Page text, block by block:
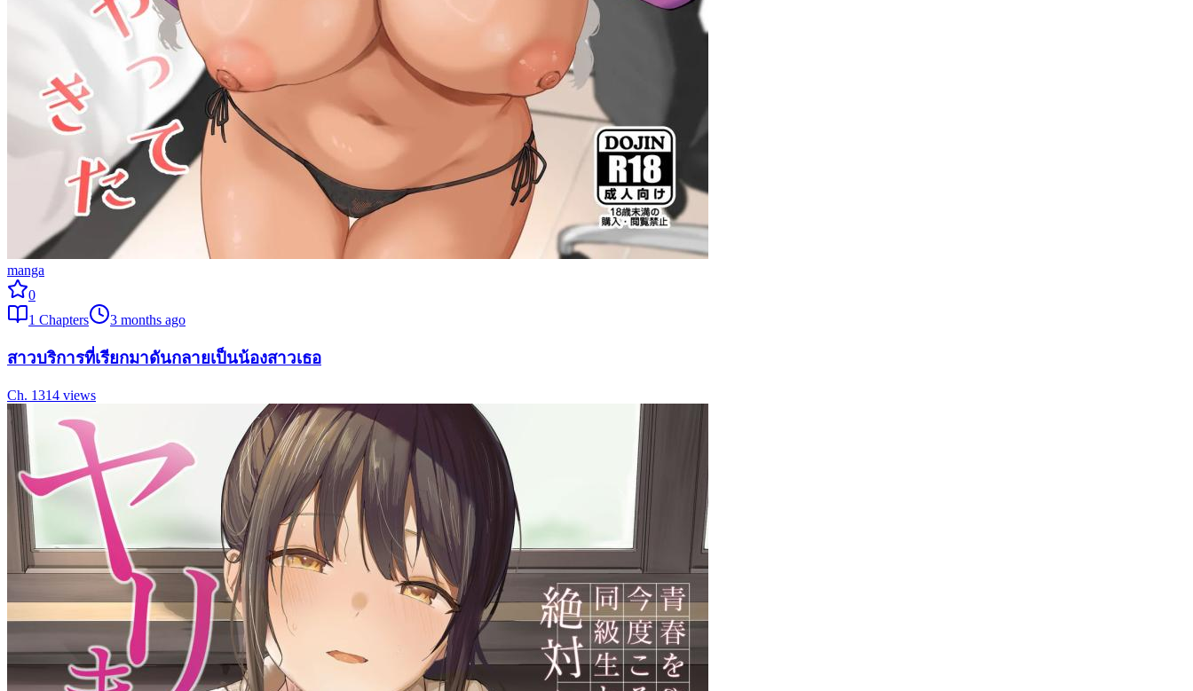
manga
0
1 Chapters 3 months ago
สาวบริการที่เรียกมาดันกลายเป็นน้องสาวเธอ
Ch. 1314 views